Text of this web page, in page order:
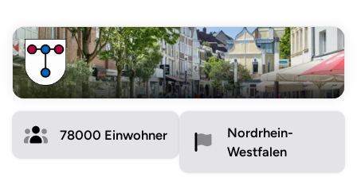
78000 Einwohner
Nordrhein-
Westfalen